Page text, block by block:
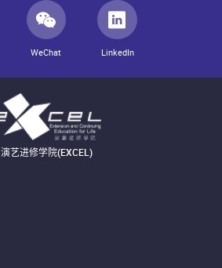
WeChat LinkedIn
演艺进修学院(EXCEL)